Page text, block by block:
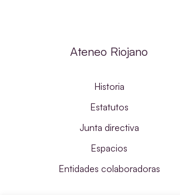
Ateneo Riojano
Historia
Estatutos
Junta directiva
Espacios
Entidades colaboradoras